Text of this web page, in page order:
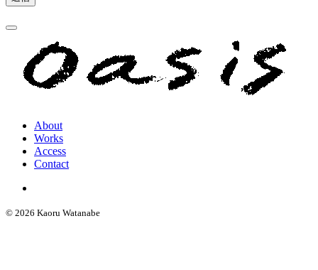
About
Works
Access
Contact
© 2026 Kaoru Watanabe